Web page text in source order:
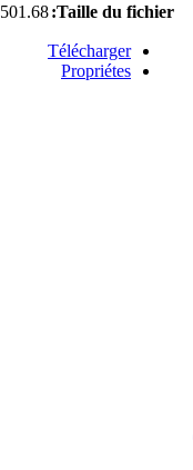
Taille du fichier:
501.68 KB
Télécharger
Propriétes